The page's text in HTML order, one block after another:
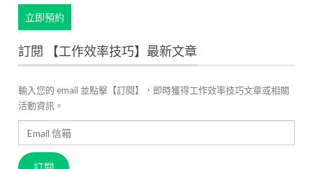
立即預約
訂閱 【工作效率技巧】最新文章
輸入您的 email 並點擊【訂閱】，即時獲得工作效率技巧文章或相關
活動資訊。
Email
信
箱